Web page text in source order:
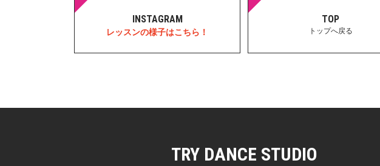
INSTAGRAM
レッスンの様子はこちら！
TOP
トップへ戻る
TRY DANCE STUDIO